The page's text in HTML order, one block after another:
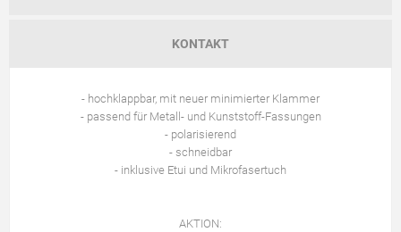
KONTAKT
- hochklappbar, mit neuer minimierter Klammer
- passend für Metall- und Kunststoff-Fassungen
- polarisierend
- schneidbar
- inklusive Etui und Mikrofasertuch
AKTION: